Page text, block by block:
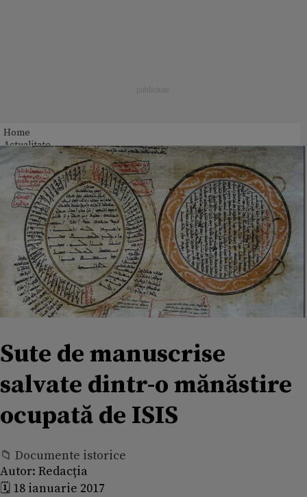
Home
Actualitate
Sute de manuscrise
salvate dintr-o mănăstire
ocupată de ISIS
📁 Documente istorice
Autor: Redacția
🗓️ 18 ianuarie 2017